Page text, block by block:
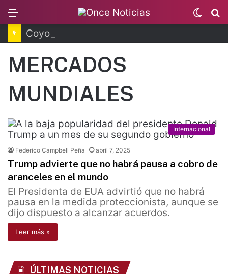
Switch
skin
MERCADOS
MUNDIALES
Internacional
Federico Campbell Peña abril 7, 2025
Trump advierte que no habrá pausa a cobro de
aranceles en el mundo
El Presidenta de EUA advirtió que no habrá
pausa en la medida proteccionista, aunque se
dijo dispuesto a alcanzar acuerdos.
Leer más »
ÚLTIMAS NOTICIAS